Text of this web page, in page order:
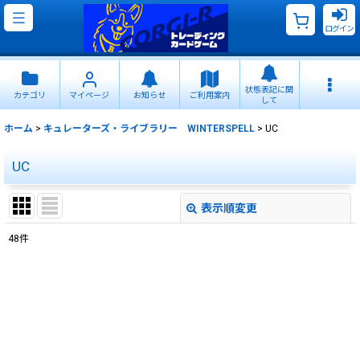
ログイン
カテゴリ マイページ お知らせ ご利用案内
状態表記に関
して
ホーム > キュレーターズ・ライブラリー WINTERSPELL > UC
UC
表示順変更
48件